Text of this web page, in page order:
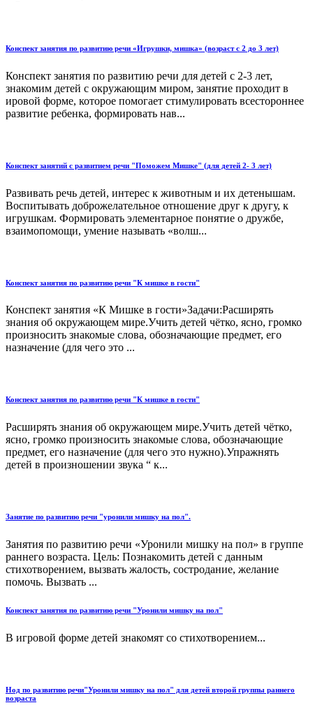
Конспект занятия по развитию речи «Игрушки, мишка» (возраст с 2 до 3 лет)
Конспект занятия по развитию речи для детей с 2-3 лет,
знакомим детей с окружающим миром, занятие проходит в
ировой форме, которое помогает стимулировать всестороннее
развитие ребенка, формировать нав...
Конспект занятий с развитием речи "Поможем Мишке" (для детей 2- 3 лет)
Развивать речь детей, интерес к животным и их детенышам.
Воспитывать доброжелательное отношение друг к другу, к
игрушкам. Формировать элементарное понятие о дружбе,
взаимопомощи, умение называть «волш...
Конспект занятия по развитию речи "К мишке в гости"
Конспект занятия «К Мишке в гости»Задачи:Расширять
знания об окружающем мире.Учить детей чётко, ясно, громко
произносить знакомые слова, обозначающие предмет, его
назначение (для чего это ...
Конспект занятия по развитию речи "К мишке в гости"
Расширять знания об окружающем мире.Учить детей чётко,
ясно, громко произносить знакомые слова, обозначающие
предмет, его назначение (для чего это нужно).Упражнять
детей в произношении звука “ к...
Занятие по развитию речи "уронили мишку на пол".
Занятия по развитию речи «Уронили мишку на пол» в группе
раннего возраста. Цель: Познакомить детей с данным
стихотворением, вызвать жалость, состродание, желание
помочь. Вызвать ...
Конспект занятия по развитию речи "Уронили мишку на пол"
В игровой форме детей знакомят со стихотворением...
Нод по развитию речи"Уронили мишку на пол" для детей второй группы раннего
возраста